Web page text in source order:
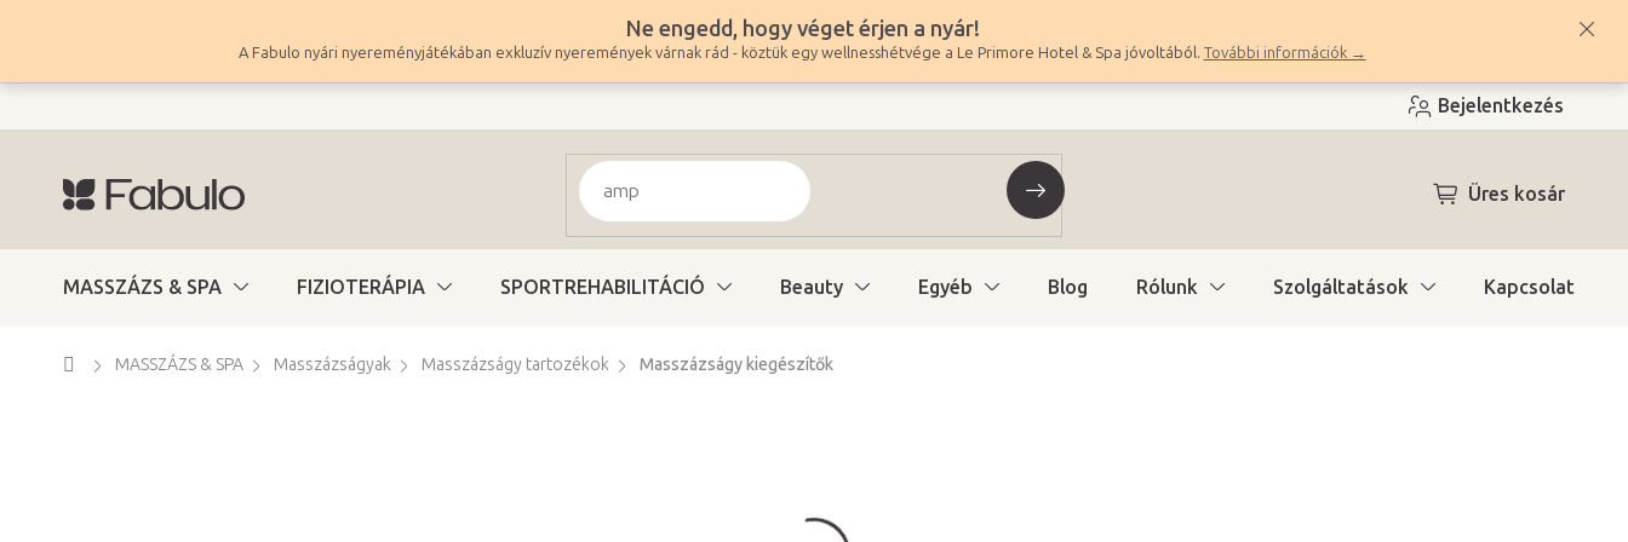
tartalomhoz
Ne engedd, hogy véget érjen a nyár!
A Fabulo nyári nyereményjátékában exkluzív nyeremények várnak rád - köztük egy wellnesshétvége a Le Primore Hotel & Spa jóvoltából. További információk →
Bejelentkezés
KOSÁR
Üres kosár
MASSZÁZS & SPA FIZIOTERÁPIA SPORTREHABILITÁCIÓ Beauty Egyéb Blog Rólunk Szolgáltatások Kapcsolat
Kezdőlap
MASSZÁZS & SPA Masszázságyak Masszázságy tartozékok Masszázságy kiegészítők
Raktáron (24ó kiszállítás)